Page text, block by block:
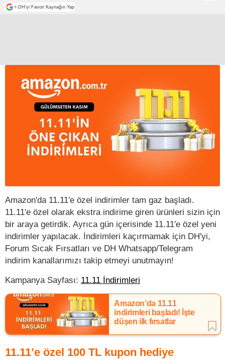
+ DH'yi Favori Kaynağın Yap
Amazon'da 11.11'e özel indirimler tam gaz başladı.
11.11'e özel olarak ekstra indirime giren ürünleri sizin için
bir araya getirdik. Ayrıca gün içerisinde 11.11'e özel yeni
indirimler yapılacak. İndirimleri kaçırmamak için DH'yi,
Forum Sıcak Fırsatları ve DH Whatsapp/Telegram
indirim kanallarımızı takip etmeyi unutmayın!
Kampanya Sayfası: 11.11 İndirimleri
Amazon’da 11.11
indirimleri başladı! İşte
düşen ilk fırsatlar
11.11’e özel 100 TL kupon hediye